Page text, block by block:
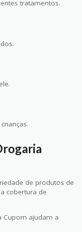
tratamentos.
de produtos de
cobertura de
Cupom ajudam a